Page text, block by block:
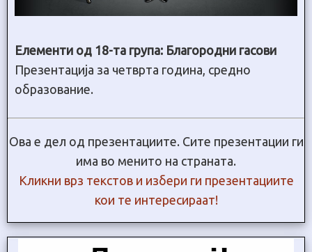
Елементи од 18-та група: Благородни гасови
Презентација за четврта година, средно
образование.
Ова е дел од презентациите. Сите презентации ги
има во менито на страната.
Кликни врз текстов и избери ги презентациите
кои те интересираат!